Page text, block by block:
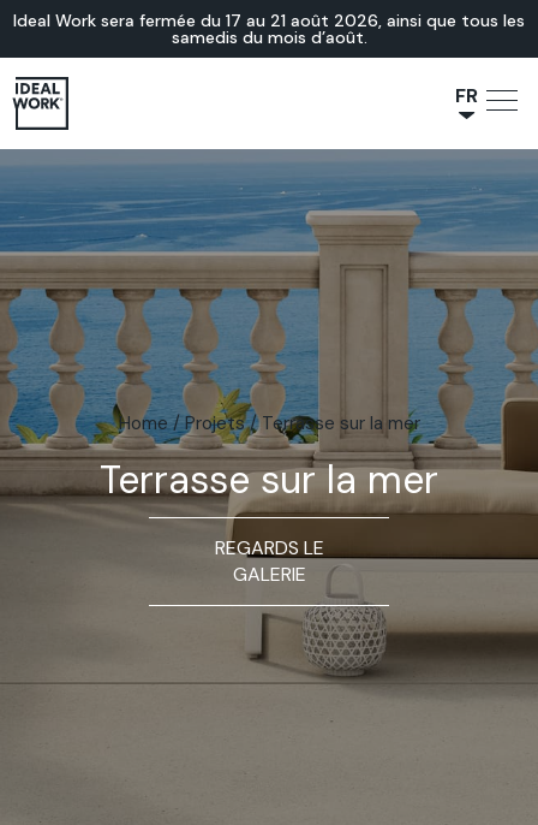
Ideal Work sera fermée du 17 au 21 août 2026, ainsi que tous les
samedis du mois d’août.
FR
JA
IT
ES
EN
DE
Home/Projets/Terrasse sur la mer
Terrasse sur la mer
REGARDS LE
GALERIE